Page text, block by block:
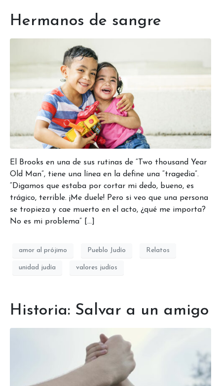
Hermanos de sangre
El Brooks en una de sus rutinas de “Two thousand Year
Old Man”, tiene una línea en la define una “tragedia”.
“Digamos que estaba por cortar mi dedo, bueno, es
trágico, terrible. ¡Me duele! Pero si veo que una persona
se tropieza y cae muerto en el acto, ¿qué me importa?
No es mi problema” […]
amor al prójimo Pueblo Judío Relatos
unidad judía valores judíos
Historia: Salvar a un amigo